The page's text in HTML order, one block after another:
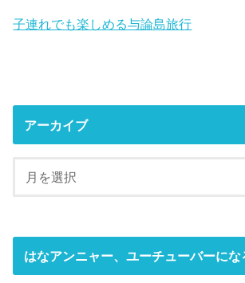
子連れでも楽しめる与論島旅行
アーカイブ
はなアンニャー、ユーチューバーにな